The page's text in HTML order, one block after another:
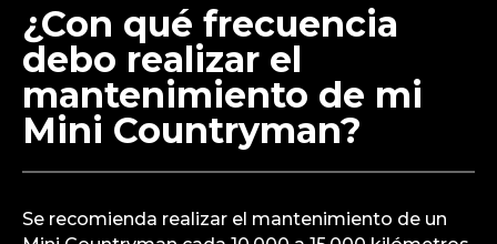
¿Con qué frecuencia
debo realizar el
mantenimiento de mi
Mini Countryman?
Se recomienda realizar el mantenimiento de un